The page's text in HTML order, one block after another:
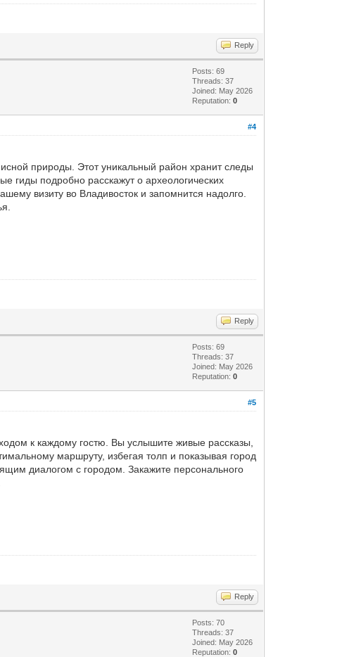
Reply
Posts: 69
Threads: 37
Joined: May 2026
Reputation:0
#4
природы. Этот уникальный район хранит следы
гиды подробно расскажут о археологических
визиту во Владивосток и запомнится надолго.
Reply
Posts: 69
Threads: 37
Joined: May 2026
Reputation:0
#5
к каждому гостю. Вы услышите живые рассказы,
маршруту, избегая толп и показывая город
диалогом с городом. Закажите персонального
Reply
Posts: 70
Threads: 37
Joined: May 2026
Reputation:0